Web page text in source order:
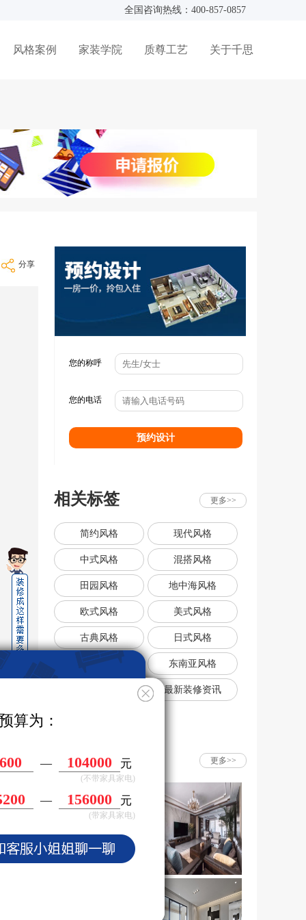
全国咨询热线：400-857-0857
风格案例 家装学院 质尊工艺 关于千思
分享
您的称呼
您的电话
预约设计
相关标签 更多>>
简约风格 现代风格
中式风格 混搭风格
田园风格 地中海风格
欧式风格 美式风格
古典风格 日式风格
韩式风格 东南亚风格
最新装修资讯
相关案例推荐 更多>>
算为：
— 118000 元
(不带家具家电)
— 177000 元
(带家具家电)